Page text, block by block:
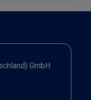
GmbH